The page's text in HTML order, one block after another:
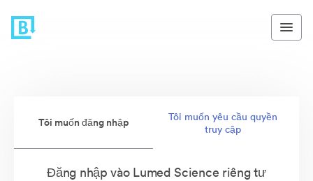
Tôi muốn đăng nhập
Tôi muốn yêu cầu quyền
truy cập
Đăng nhập vào Lumed Science riêng tư